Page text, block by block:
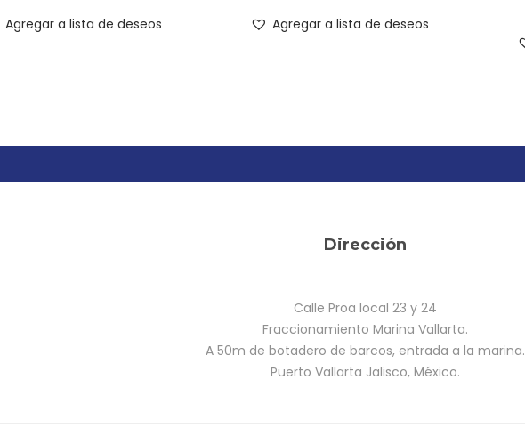
Agregar a lista de deseos Agregar a lista de deseos
Dirección
Calle Proa local 23 y 24
Fraccionamiento Marina Vallarta.
A 50m de botadero de barcos, entrada a la marina.
Puerto Vallarta Jalisco, México.